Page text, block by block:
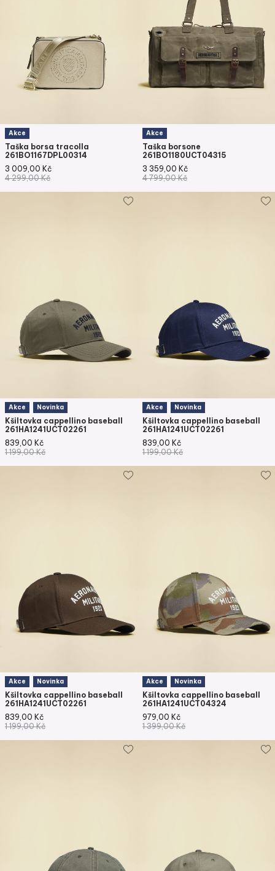
Akce
Taška borsa tracolla
261BO1167DPL00314
3 009,00 Kč
4 299,00Kč
Akce
Taška borsone
261BO1180UCT04315
3 359,00 Kč
4 799,00Kč
Akce Novinka
Kšiltovka cappellino baseball
261HA1241UCT02261
839,00 Kč
1 199,00Kč
Akce Novinka
Kšiltovka cappellino baseball
261HA1241UCT02261
839,00 Kč
1 199,00Kč
Akce Novinka
Kšiltovka cappellino baseball
261HA1241UCT02261
839,00 Kč
1 199,00Kč
Akce Novinka
Kšiltovka cappellino baseball
261HA1241UCT04324
979,00 Kč
1 399,00Kč